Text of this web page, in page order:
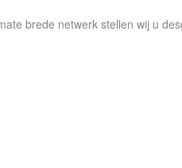
brede netwerk stellen wij u